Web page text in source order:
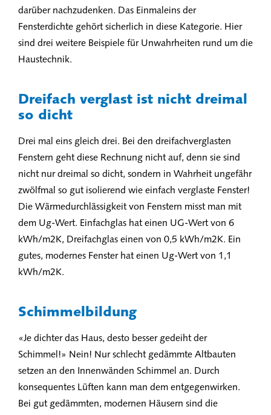
darüber nachzudenken. Das Einmaleins der
Fensterdichte gehört sicherlich in diese Kategorie. Hier
sind drei weitere Beispiele für Unwahrheiten rund um die
Haustechnik.
Dreifach verglast ist nicht dreimal
so dicht
Drei mal eins gleich drei. Bei den dreifachverglasten
Fenstern geht diese Rechnung nicht auf, denn sie sind
nicht nur dreimal so dicht, sondern in Wahrheit ungefähr
zwölfmal so gut isolierend wie einfach verglaste Fenster!
Die Wärmedurchlässigkeit von Fenstern misst man mit
dem Ug-Wert. Einfachglas hat einen UG-Wert von 6
kWh/m2K, Dreifachglas einen von 0,5 kWh/m2K. Ein
gutes, modernes Fenster hat einen Ug-Wert von 1,1
kWh/m2K.
Schimmelbildung
«Je dichter das Haus, desto besser gedeiht der
Schimmel!» Nein! Nur schlecht gedämmte Altbauten
setzen an den Innenwänden Schimmel an. Durch
konsequentes Lüften kann man dem entgegenwirken.
Bei gut gedämmten, modernen Häusern sind die